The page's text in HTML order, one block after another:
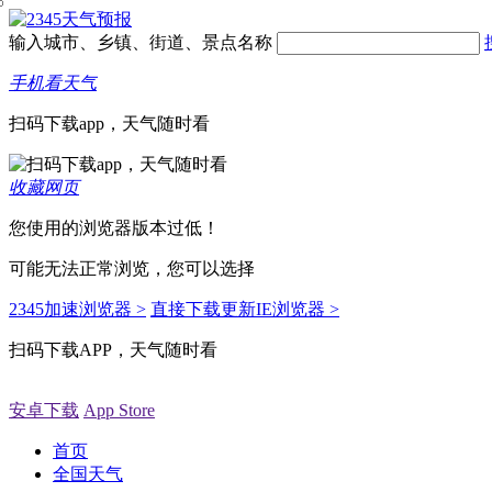
输入城市、乡镇、街道、景点名称
手机看天气
扫码下载app，天气随时看
收藏网页
您使用的浏览器版本过低！
可能无法正常浏览，您可以选择
2345加速浏览器 > 直接下载更新IE浏览器 >
扫码下载APP，天气随时看
安卓下载 App Store
首页
全国天气